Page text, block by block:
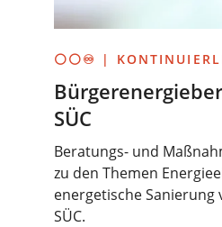
⚪⚪♾️ |
SÜC
Beratungs- und
zu den Themen
energetische
SÜC.